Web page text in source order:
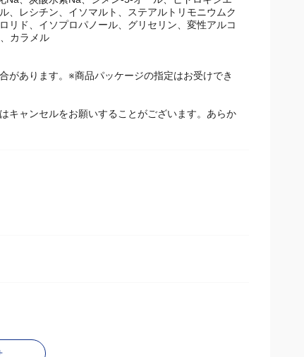
、炭酸水素Na、シメン-5-オール、ヒドロキシエ
、レシチン、イソマルト、ステアルトリモニウムク
ド、イソプロパノール、グリセリン、変性アルコ
あります。※商品パッケージの指定はお受けでき
ャンセルをお願いすることがございます。あらか